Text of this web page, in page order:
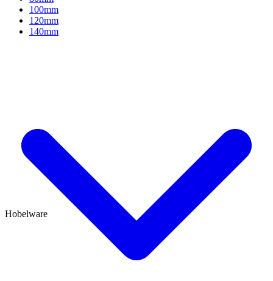
100mm
120mm
140mm
Hobelware